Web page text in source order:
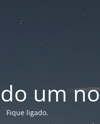
um
Fique ligado.